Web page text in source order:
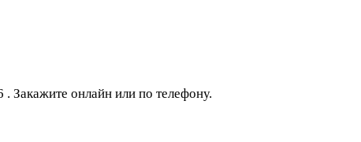
Закажите онлайн или по телефону.